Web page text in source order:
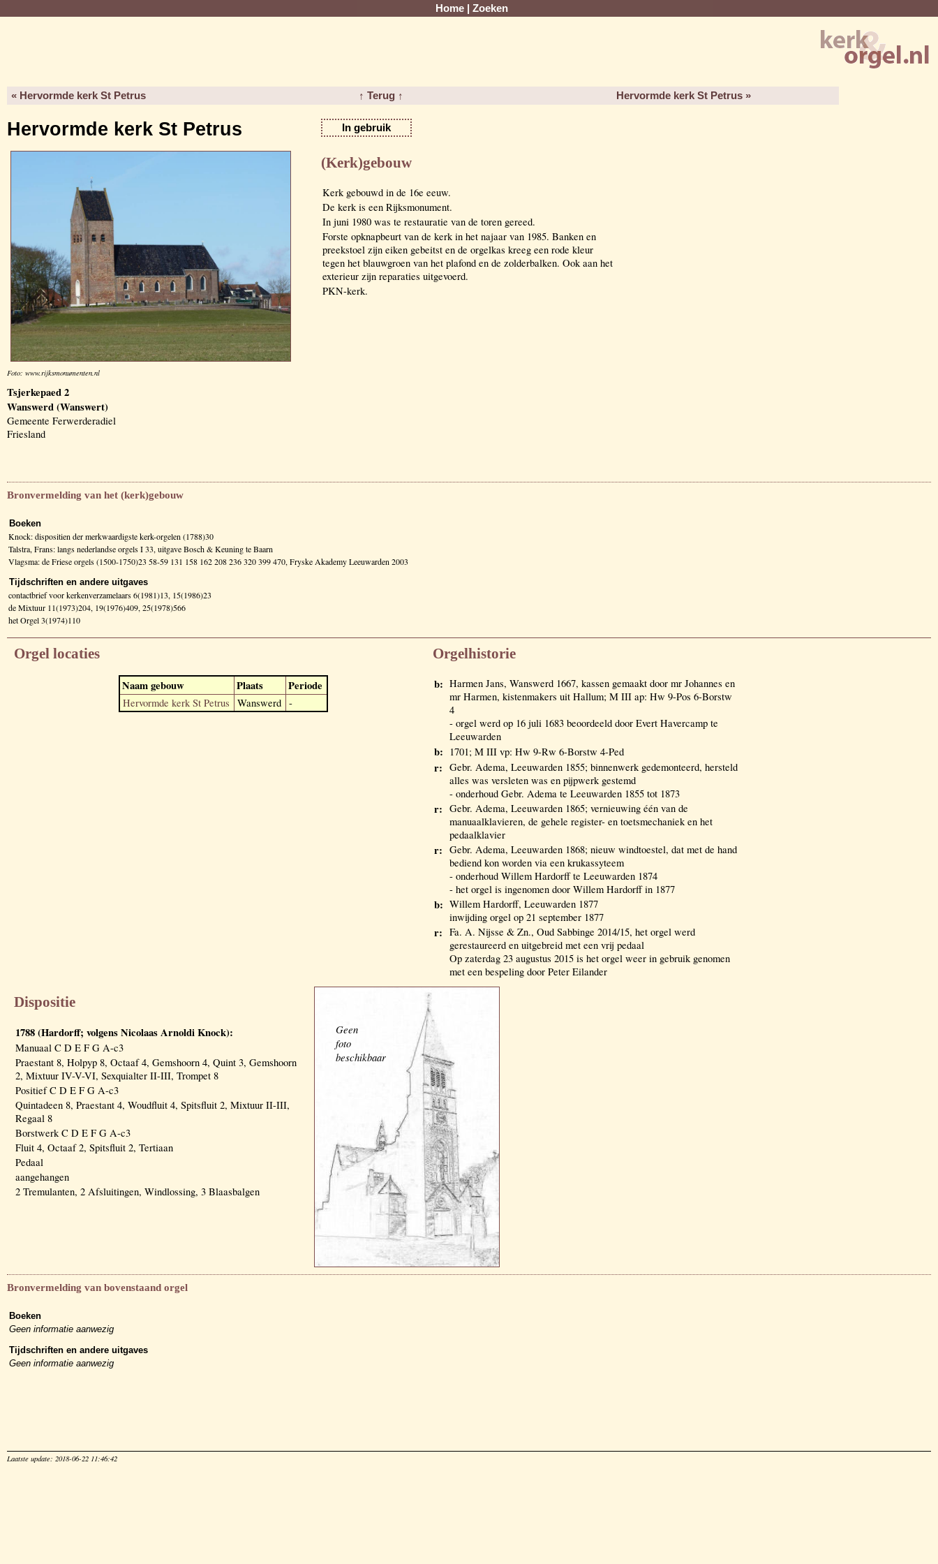
Home Zoeken
« Hervormde kerk St Petrus ↑ Terug ↑ Hervormde kerk St Petrus »
Hervormde kerk St Petrus In gebruik
Foto: www.rijksmonumenten.nl
Tsjerkepaed 2
Wanswerd (Wanswert)
Gemeente Ferwerderadiel
Friesland
(Kerk)gebouw
Kerk gebouwd in de 16e eeuw.
De kerk is een Rijksmonument.
In juni 1980 was te restauratie van de toren gereed.
Forste opknapbeurt van de kerk in het najaar van 1985. Banken en
preekstoel zijn eiken gebeitst en de orgelkas kreeg een rode kleur
tegen het blauwgroen van het plafond en de zolderbalken. Ook aan het
exterieur zijn reparaties uitgevoerd.
PKN-kerk.
Bronvermelding van het (kerk)gebouw
Boeken
Knock: dispositien der merkwaardigste kerk-orgelen (1788)30
Talstra, Frans: langs nederlandse orgels I 33, uitgave Bosch & Keuning te Baarn
Vlagsma: de Friese orgels (1500-1750)23 58-59 131 158 162 208 236 320 399 470, Fryske Akademy Leeuwarden 2003
Tijdschriften en andere uitgaves
contactbrief voor kerkenverzamelaars 6(1981)13, 15(1986)23
de Mixtuur 11(1973)204, 19(1976)409, 25(1978)566
het Orgel 3(1974)110
Orgel locaties
Naam gebouw Plaats Periode
Hervormde kerk St Petrus Wanswerd -
Orgelhistorie
b: Harmen Jans, Wanswerd 1667, kassen gemaakt door mr Johannes en
mr Harmen, kistenmakers uit Hallum; M III ap: Hw 9-Pos 6-Borstw
4
- orgel werd op 16 juli 1683 beoordeeld door Evert Havercamp te
Leeuwarden
b: 1701; M III vp: Hw 9-Rw 6-Borstw 4-Ped
r: Gebr. Adema, Leeuwarden 1855; binnenwerk gedemonteerd, hersteld
alles was versleten was en pijpwerk gestemd
- onderhoud Gebr. Adema te Leeuwarden 1855 tot 1873
r: Gebr. Adema, Leeuwarden 1865; vernieuwing één van de
manuaalklavieren, de gehele register- en toetsmechaniek en het
pedaalklavier
r: Gebr. Adema, Leeuwarden 1868; nieuw windtoestel, dat met de hand
bediend kon worden via een krukassyteem
- onderhoud Willem Hardorff te Leeuwarden 1874
- het orgel is ingenomen door Willem Hardorff in 1877
b: Willem Hardorff, Leeuwarden 1877
inwijding orgel op 21 september 1877
r: Fa. A. Nijsse & Zn., Oud Sabbinge 2014/15, het orgel werd
gerestaureerd en uitgebreid met een vrij pedaal
Op zaterdag 23 augustus 2015 is het orgel weer in gebruik genomen
met een bespeling door Peter Eilander
Dispositie
1788 (Hardorff; volgens Nicolaas Arnoldi Knock):
Manuaal C D E F G A-c3
Praestant 8, Holpyp 8, Octaaf 4, Gemshoorn 4, Quint 3, Gemshoorn
2, Mixtuur IV-V-VI, Sexquialter II-III, Trompet 8
Positief C D E F G A-c3
Quintadeen 8, Praestant 4, Woudfluit 4, Spitsfluit 2, Mixtuur II-III,
Regaal 8
Borstwerk C D E F G A-c3
Fluit 4, Octaaf 2, Spitsfluit 2, Tertiaan
Pedaal
aangehangen
2 Tremulanten, 2 Afsluitingen, Windlossing, 3 Blaasbalgen
Geen
foto
beschikbaar
Bronvermelding van bovenstaand orgel
Boeken
Geen informatie aanwezig
Tijdschriften en andere uitgaves
Geen informatie aanwezig
Laatste update: 2018-06-22 11:46:42